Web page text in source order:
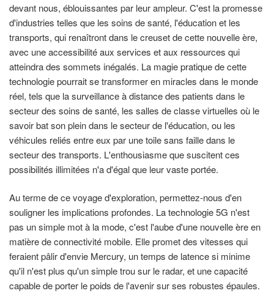
devant nous, éblouissantes par leur ampleur. C'est la promesse
d'industries telles que les soins de santé, l'éducation et les
transports, qui renaîtront dans le creuset de cette nouvelle ère,
avec une accessibilité aux services et aux ressources qui
atteindra des sommets inégalés. La magie pratique de cette
technologie pourrait se transformer en miracles dans le monde
réel, tels que la surveillance à distance des patients dans le
secteur des soins de santé, les salles de classe virtuelles où le
savoir bat son plein dans le secteur de l'éducation, ou les
véhicules reliés entre eux par une toile sans faille dans le
secteur des transports. L'enthousiasme que suscitent ces
possibilités illimitées n'a d'égal que leur vaste portée.
Au terme de ce voyage d'exploration, permettez-nous d'en
souligner les implications profondes. La technologie 5G n'est
pas un simple mot à la mode, c'est l'aube d'une nouvelle ère en
matière de connectivité mobile. Elle promet des vitesses qui
feraient pâlir d'envie Mercury, un temps de latence si minime
qu'il n'est plus qu'un simple trou sur le radar, et une capacité
capable de porter le poids de l'avenir sur ses robustes épaules.